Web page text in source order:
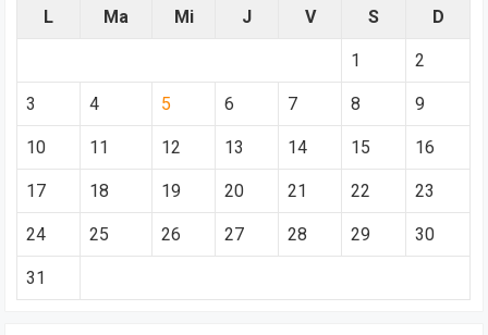
L Ma Mi J V S D
1 2
3 4 5 6 7 8 9
10 11 12 13 14 15 16
17 18 19 20 21 22 23
24 25 26 27 28 29 30
31